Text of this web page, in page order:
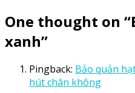
One thought on “
xanh”
Pingback: Bảo quản
hút chân không